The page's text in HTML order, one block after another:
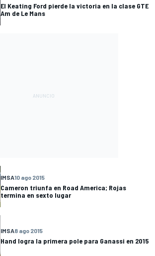
El Keating Ford pierde la victoria en la clase GTE
Am de Le Mans
IMSA10 ago 2015
Cameron triunfa en Road America; Rojas
termina en sexto lugar
IMSA8 ago 2015
Hand logra la primera pole para Ganassi en 2015